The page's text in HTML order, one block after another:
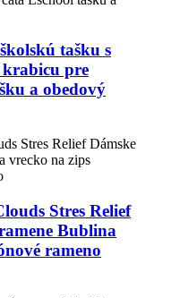
tašku s
krabicu pre
a obedový
Stres Relief
Bublina
rameno